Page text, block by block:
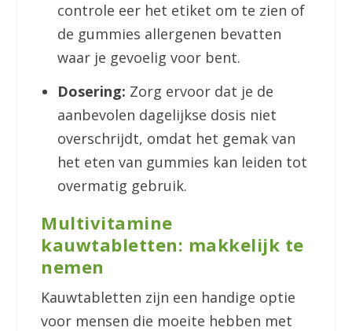
controle eer het etiket om te zien of
de gummies allergenen bevatten
waar je gevoelig voor bent.
Dosering: Zorg ervoor dat je de
aanbevolen dagelijkse dosis niet
overschrijdt, omdat het gemak van
het eten van gummies kan leiden tot
overmatig gebruik.
Multivitamine
kauwtabletten: makkelijk te
nemen
Kauwtabletten zijn een handige optie
voor mensen die moeite hebben met